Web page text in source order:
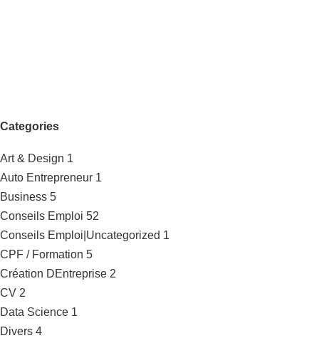
Categories
Art & Design 1
Auto Entrepreneur 1
Business 5
Conseils Emploi 52
Conseils Emploi|Uncategorized 1
CPF / Formation 5
Création DEntreprise 2
CV 2
Data Science 1
Divers 4